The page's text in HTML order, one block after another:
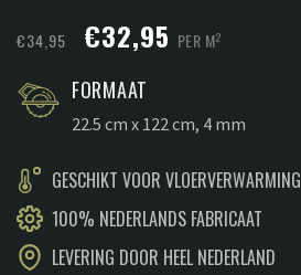
€34,95
Oorspronkelijke
prijs
was:
€32,95 Huidige
is:
PER M2
FORMAAT
22.5 cm x 122 cm, 4 mm
GESCHIKT VOOR VLOERVERWARMING
100% NEDERLANDS FABRICAAT
LEVERING DOOR HEEL NEDERLAND